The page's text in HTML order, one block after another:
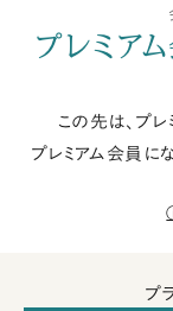
プレミア
この先は、プ
プレミアム会員に
プ